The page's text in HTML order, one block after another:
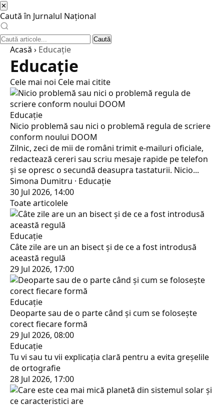
✕
Caută în Jurnalul Național
Caută
Acasă › Educaţie
Educaţie
Cele mai noi Cele mai citite
Educaţie
Nicio problemă sau nici o problemă regula de scriere
conform noului DOOM
Zilnic, zeci de mii de români trimit e-mailuri oficiale,
redactează cereri sau scriu mesaje rapide pe telefon
și se opresc o secundă deasupra tastaturii. Nicio...
Simona Dumitru · Educaţie
30 Jul 2026, 14:00
Toate articolele
Educaţie
Câte zile are un an bisect și de ce a fost introdusă
această regulă
29 Jul 2026, 17:00
Educaţie
Deoparte sau de o parte când și cum se folosește
corect fiecare formă
29 Jul 2026, 08:00
Educaţie
Tu vi sau tu vii explicația clară pentru a evita greșelile
de ortografie
28 Jul 2026, 17:00